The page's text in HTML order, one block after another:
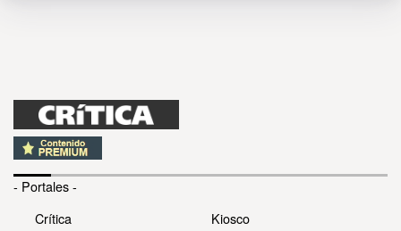
- Portales -
Crítica
Kiosco